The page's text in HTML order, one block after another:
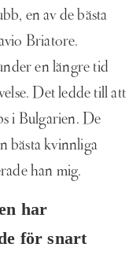
en av de bästa
Briatore.
en längre tid
Det ledde till att
i Bulgarien. De
bästa kvinnliga
han mig.
har
för snart